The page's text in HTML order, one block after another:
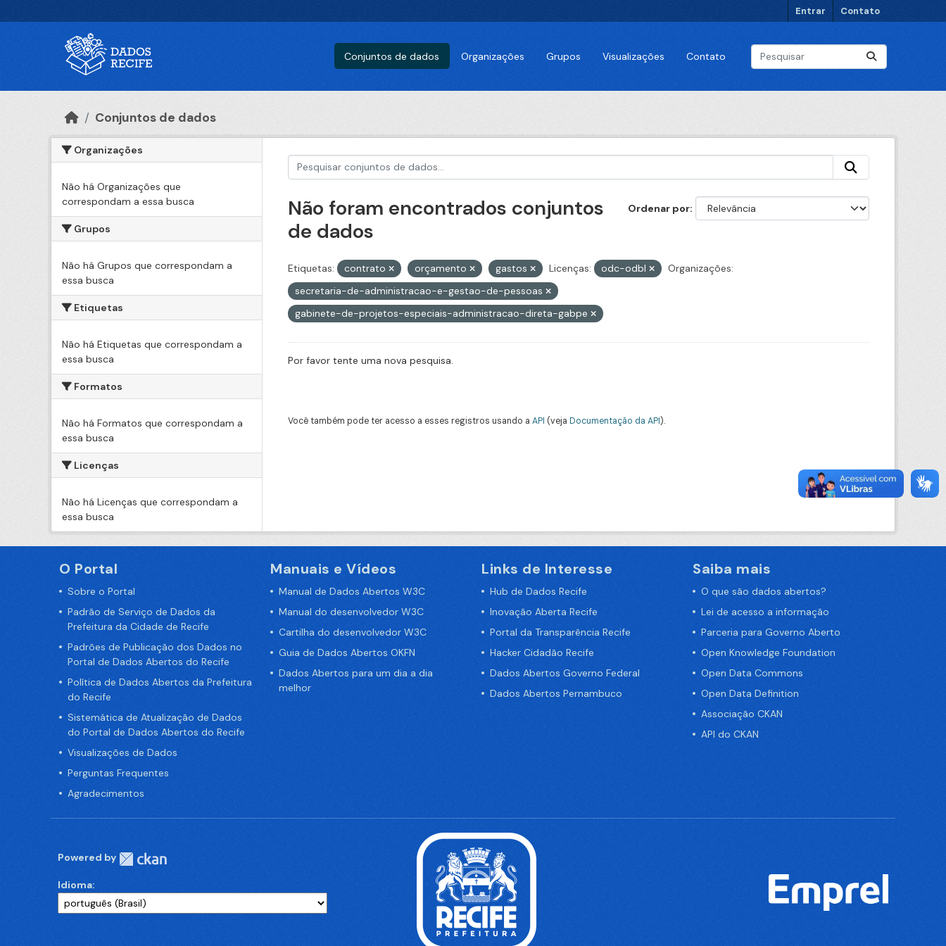
Entrar Contato
Conjuntos de dados Organizações Grupos Visualizações Contato
Conjuntos de dados
Organizações
Não há Organizações que
correspondam a essa busca
Grupos
Não há Grupos que correspondam a
essa busca
Etiquetas
Não há Etiquetas que correspondam a
essa busca
Formatos
Não há Formatos que correspondam a
essa busca
Licenças
Não há Licenças que correspondam a
essa busca
Ordenar por
Não foram encontrados conjuntos
de dados
Etiquetas: contrato orçamento gastos Licenças: odc-odbl
Organizações:
secretaria-de-administracao-e-gestao-de-pessoas
gabinete-de-projetos-especiais-administracao-direta-gabpe
Por favor tente uma nova pesquisa.
Você também pode ter acesso a esses registros usando a API (veja Documentação da API).
O Portal
Sobre o Portal
Padrão de Serviço de Dados da
Prefeitura da Cidade de Recife
Padrões de Publicação dos Dados no
Portal de Dados Abertos do Recife
Política de Dados Abertos da Prefeitura
do Recife
Sistemática de Atualização de Dados
do Portal de Dados Abertos do Recife
Visualizações de Dados
Perguntas Frequentes
Agradecimentos
Manuais e Vídeos
Manual de Dados Abertos W3C
Manual do desenvolvedor W3C
Cartilha do desenvolvedor W3C
Guia de Dados Abertos OKFN
Dados Abertos para um dia a dia
melhor
Links de Interesse
Hub de Dados Recife
Inovação Aberta Recife
Portal da Transparência Recife
Hacker Cidadão Recife
Dados Abertos Governo Federal
Dados Abertos Pernambuco
Saiba mais
O que são dados abertos?
Lei de acesso a informação
Parceria para Governo Aberto
Open Knowledge Foundation
Open Data Commons
Open Data Definition
Associação CKAN
API do CKAN
Powered by
Idioma